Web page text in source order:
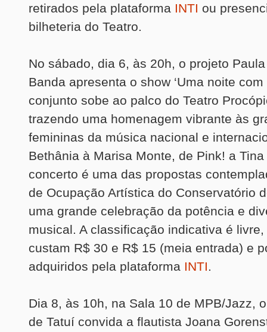
retirados pela plataforma INTI ou
bilheteria do Teatro.
No sábado, dia 6, às 20h, o projeto
Banda apresenta o show ‘Uma noite com
conjunto sobe ao palco do Teatro
trazendo uma homenagem vibrante às
femininas da música nacional e
Bethânia à Marisa Monte, de Pink! a Tina
concerto é uma das propostas
de Ocupação Artística do Conservatório
uma grande celebração da potência e
musical. A classificação indicativa é
custam R$ 30 e R$ 15 (meia entrada) e
adquiridos pela plataforma INTI.
Dia 8, às 10h, na Sala 10 de MPB/Jazz,
de Tatuí convida a flautista Joana